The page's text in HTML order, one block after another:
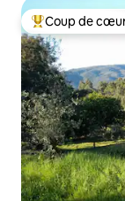
Coups de cœur
Coup de